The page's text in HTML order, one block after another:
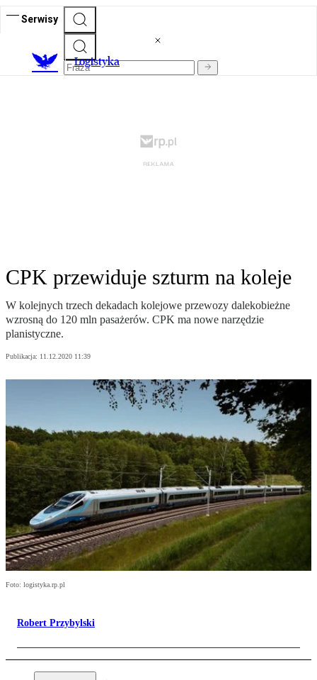
Serwisy
Logistyka
CPK przewiduje szturm na koleje
W kolejnych trzech dekadach kolejowe przewozy dalekobieżne
wzrosną do 120 mln pasażerów. CPK ma nowe narzędzie
planistyczne.
Publikacja: 11.12.2020 11:39
Foto: logistyka.rp.pl
Robert Przybylski